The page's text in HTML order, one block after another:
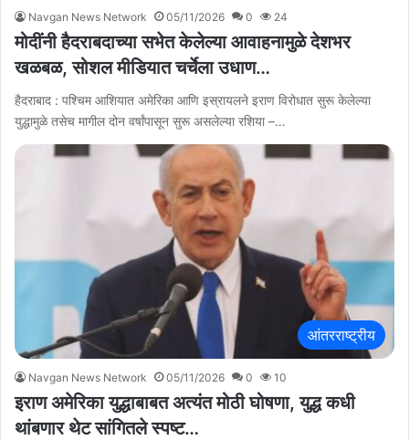
Navgan News Network 05/11/2026 0 24
मोदींनी हैदराबदाच्या सभेत केलेल्या आवाहनामुळे देशभर
खळबळ, सोशल मीडियात चर्चेला उधाण…
हैदराबाद : पश्चिम आशियात अमेरिका आणि इस्रायलने इराण विरोधात सुरू केलेल्या
युद्धामुळे तसेच मागील दोन वर्षांपासून सुरू असलेल्या रशिया –…
आंतरराष्ट्रीय
Navgan News Network 05/11/2026 0 10
इराण अमेरिका युद्धाबाबत अत्यंत मोठी घोषणा, युद्ध कधी
थांबणार थेट सांगितले स्पष्ट…